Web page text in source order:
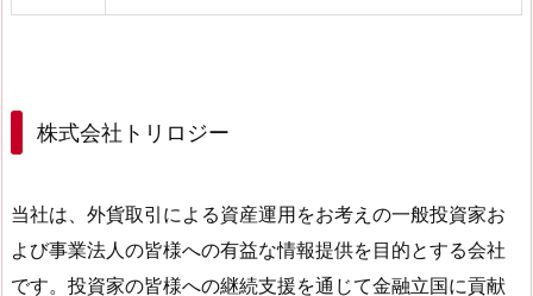
株式会社トリロジー
当社は、外貨取引による資産運用をお考えの一般投資家お
よび事業法人の皆様への有益な情報提供を目的とする会社
です。投資家の皆様への継続支援を通じて金融立国に貢献